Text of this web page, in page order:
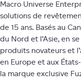
Macro Universe
solutions de
de 15 ans. Basés au
du Nord et l’Asie, en
produits novateurs et
en Europe et aux
la marque exclusive